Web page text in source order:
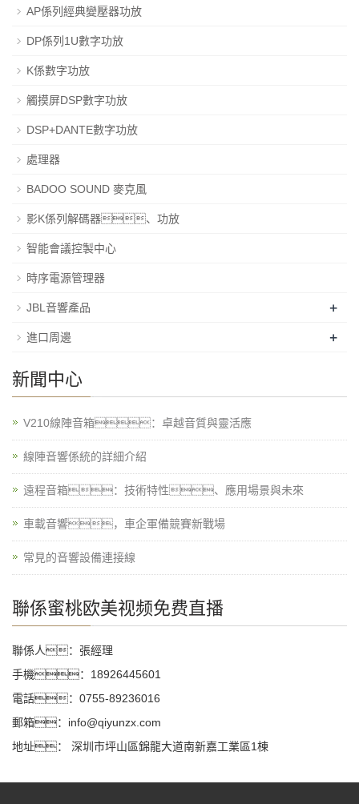
AP係列經典變壓器功放
DP係列1U數字功放
K係數字功放
觸摸屏DSP數字功放
DSP+DANTE數字功放
處理器
BADOO SOUND 麥克風
影K係列解碼器、功放
智能會議控製中心
時序電源管理器
JBL音響產品 +
進口周邊 +
新聞中心
V210線陣音箱：卓越音質與靈活應
線陣音響係統的詳細介紹
遠程音箱：技術特性、應用場景與未來
車載音響，車企軍備競賽新戰場
常見的音響設備連接線
聯係蜜桃欧美视频免费直播
聯係人：張經理
手機：18926445601
電話：0755-89236016
郵箱：info@qiyunzx.com
地址： 深圳市坪山區錦龍大道南新嘉工業區1棟